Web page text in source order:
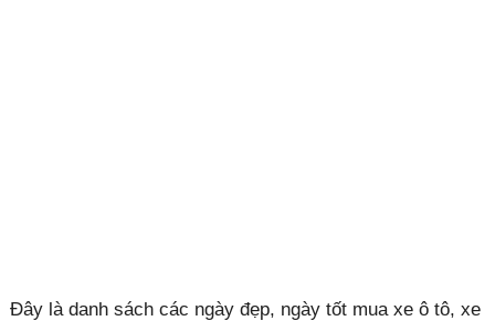
Đây là danh sách các ngày đẹp, ngày tốt mua xe ô tô, xe